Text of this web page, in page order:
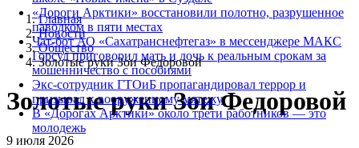
«Дороги Арктики» восстановили полотно, разрушенное
паводком в пяти местах
Чат-бот АО «Сахатранснефтегаз» в мессенджере МАКС
Горсуд приговорил мать и дочь к реальным срокам за
мошенничество с пособиями
Экс-сотрудник ГТОиБ пропагандировал террор и
призывал к вооруженному мятежу
В «Дорогах Арктики» около трети работников — это
молодежь
Главная
Новости
Общество
Золотые руки Зои Федоровой
Золотые руки Зои Федоровой
9 июля 2026